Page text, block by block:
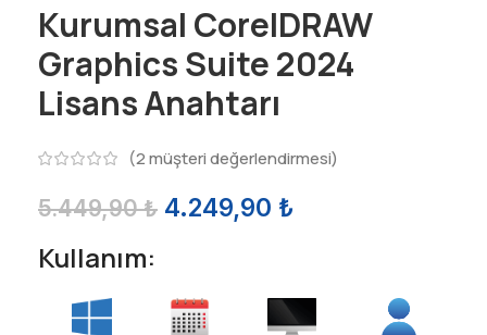
Kurumsal CorelDRAW
Graphics Suite 2024
Lisans Anahtarı
(2müşteri değerlendirmesi)
5.449,90₺ 4.249,90 ₺
Kullanım: